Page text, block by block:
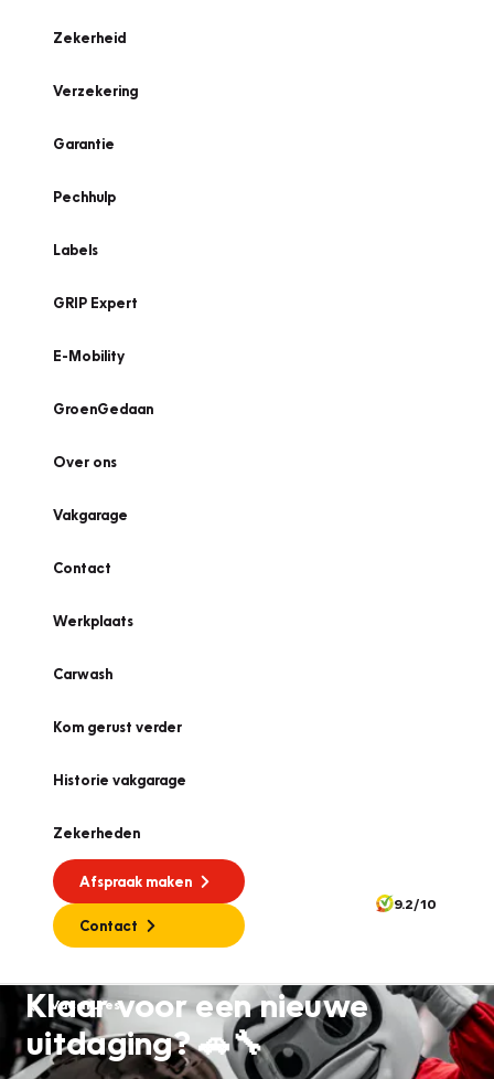
Zekerheid
Verzekering
Garantie
Pechhulp
Labels
GRIP Expert
E-Mobility
GroenGedaan
Over ons
Vakgarage
Contact
Werkplaats
Carwash
Kom gerust verder
Historie vakgarage
Zekerheden
Afspraak maken
Contact
9.2/10
Vacatures
Klaar voor een nieuwe
uitdaging? 🚗🔧